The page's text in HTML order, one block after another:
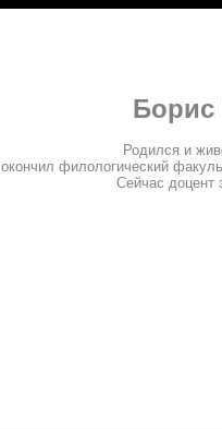
Родился и
окончил филологический
Сейчас доцент